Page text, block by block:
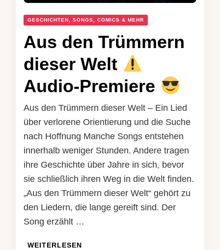
GESCHICHTEN, SONGS, COMICS & MEHR
Aus den Trümmern
dieser Welt
Audio-Premiere
Aus den Trümmern dieser Welt – Ein Lied
über verlorene Orientierung und die Suche
nach Hoffnung Manche Songs entstehen
innerhalb weniger Stunden. Andere tragen
ihre Geschichte über Jahre in sich, bevor
sie schließlich ihren Weg in die Welt finden.
„Aus den Trümmern dieser Welt“ gehört zu
den Liedern, die lange gereift sind. Der
Song erzählt …
WEITERLESEN